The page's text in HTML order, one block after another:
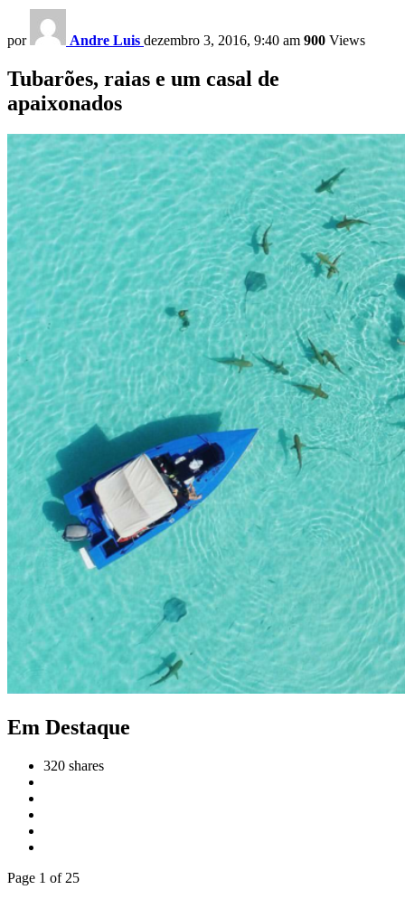
por Andre Luis dezembro 3, 2016, 9:40 am 900 Views
Tubarões, raias e um casal de
apaixonados
Em Destaque
320 shares
Page 1 of 25